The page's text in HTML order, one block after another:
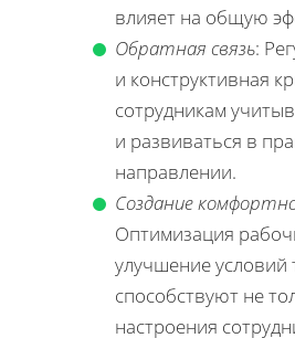
влияет на общую
Обратная связь:
и конструктивная
сотрудникам
и развиваться в
направлении.
Создание
Оптимизация
улучшение условий
способствуют не
настроения